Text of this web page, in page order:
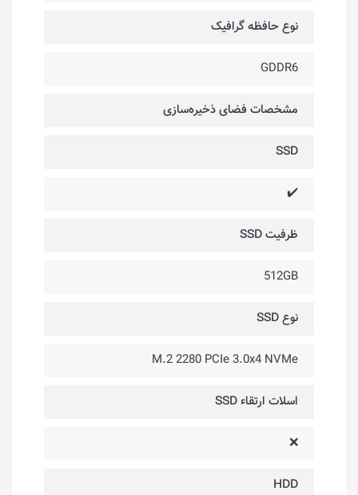
نوع حافظه گرافیک
GDDR6
مشخصات فضای ذخیره‌سازی
SSD
✔️
ظرفیت SSD
512GB
نوع SSD
M.2 2280 PCIe 3.0x4 NVMe
اسلات ارتقاء SSD
❌
HDD